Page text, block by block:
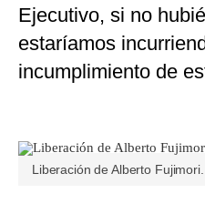
Ejecutivo, si no
estaríamos
incumplimiento de
Liberación de Alberto